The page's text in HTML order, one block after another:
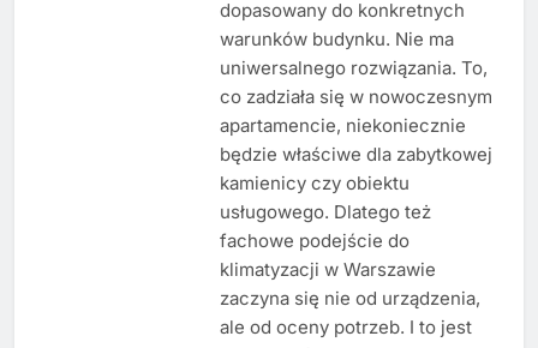
dopasowany do konkretnych
warunków budynku. Nie ma
uniwersalnego rozwiązania. To,
co zadziała się w nowoczesnym
apartamencie, niekoniecznie
będzie właściwe dla zabytkowej
kamienicy czy obiektu
usługowego. Dlatego też
fachowe podejście do
klimatyzacji w Warszawie
zaczyna się nie od urządzenia,
ale od oceny potrzeb. I to jest